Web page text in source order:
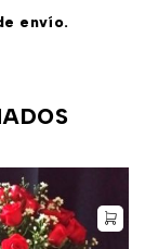
envío.